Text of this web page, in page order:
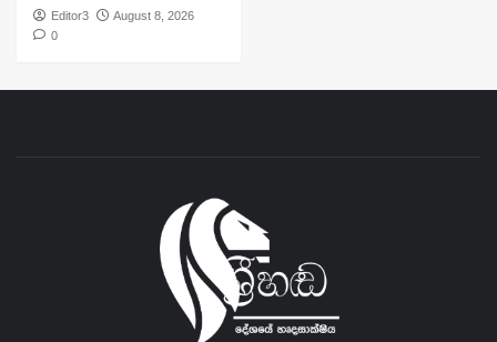
Editor3
August 8, 2026
0